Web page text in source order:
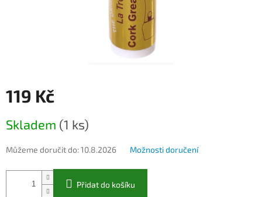
119 Kč
cena:
Skladem (1 ks)
Můžeme doručit do:10.8.2026 Možnosti doručení
Přidat do košíku